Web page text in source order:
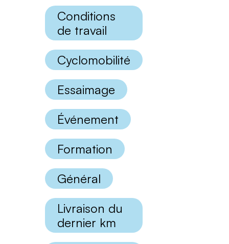
Conditions
de travail
Cyclomobilité
Essaimage
Événement
Formation
Général
Livraison du
dernier km